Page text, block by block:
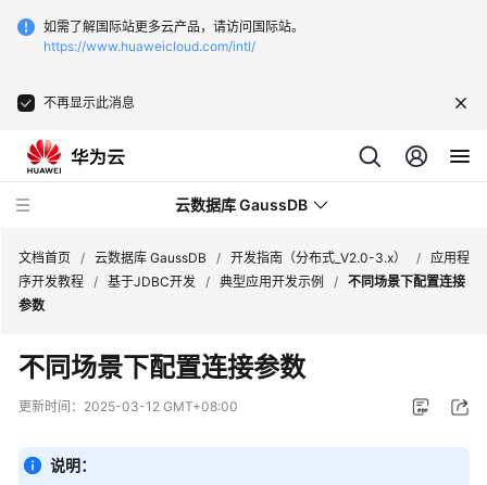
如需了解国际站更多云产品，请访问国际站。
https://www.huaweicloud.com/intl/
不再显示此消息
云数据库 GaussDB
动
态
服
务
文档首页 / 云数据库 GaussDB / 开发指南（分布式_V2.0-3.x） / 应用程
序开发教程 / 基于JDBC开发 / 典型应用开发示例 / 不同场景下配置连接
参数
不同场景下配置连接参数
更新时间： 2025-03-12 GMT+08:00
说明：